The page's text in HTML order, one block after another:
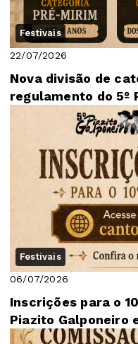
Festivais
22/07/2026
Nova divisão de
regulamento do 5º
Festivais
06/07/2026
Inscrições para o
Piazito Galponeiro